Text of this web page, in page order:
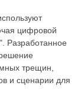
цифровой
Разработанное
трещин,
и сценарии для